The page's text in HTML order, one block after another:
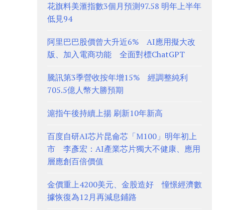
花旗料美滙指數3個月預測97.58 明年上半年
低見94
阿里巴巴股價曾大升近6% AI應用擬大改
版、加入電商功能 全面對標ChatGPT
騰訊第3季營收按年增15% 經調整純利
705.5億人幣大勝預期
滬指午後持續上揚 刷新10年新高
百度自研AI芯片昆侖芯「M100」明年初上
市 李彥宏：AI產業芯片獨大不健康、應用
層應創百倍價值
金價重上4200美元、金股造好 憧憬經濟數
據恢復為12月再減息鋪路